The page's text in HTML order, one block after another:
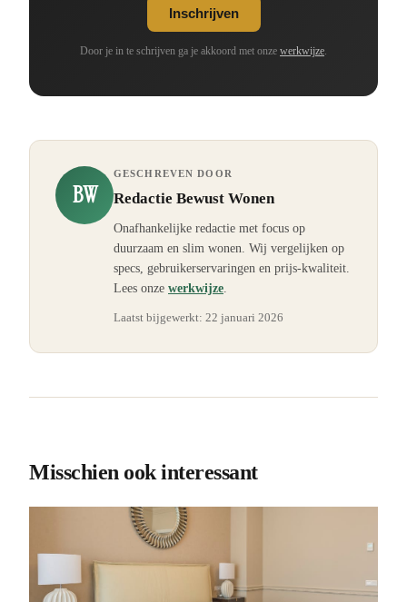
Inschrijven
Door je in te schrijven ga je akkoord met onze werkwijze
BW
GESCHREVEN DOOR
Redactie Bewust Wonen
Onafhankelijke redactie met focus op
duurzaam en slim wonen. Wij vergelijken op
specs, gebruikerservaringen en prijs-kwaliteit.
Lees onze werkwijze
Laatst bijgewerkt: 22 januari 2026
Misschien ook interessant